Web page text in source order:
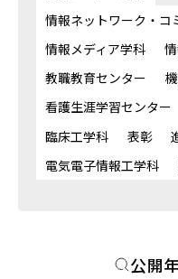
情報ネットワーク・コ
情報メディア学科
教職教育センター
看護生涯学習センター
臨床工学科
表彰
電気電子情報工学科
公開